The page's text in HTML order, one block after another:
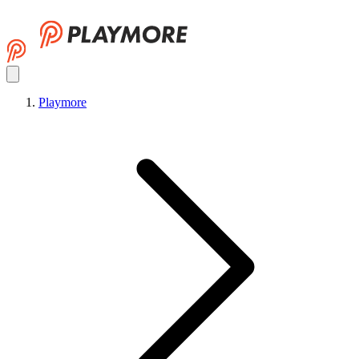
Playmore